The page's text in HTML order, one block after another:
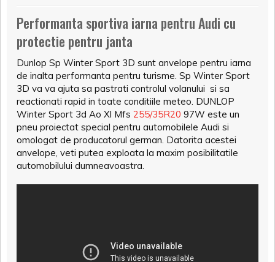
Performanta sportiva iarna pentru Audi cu
protectie pentru janta
Dunlop Sp Winter Sport 3D sunt anvelope pentru iarna
de inalta performanta pentru turisme. Sp Winter Sport
3D va va ajuta sa pastrati controlul volanului si sa
reactionati rapid in toate conditiile meteo. DUNLOP
Winter Sport 3d Ao Xl Mfs 255/35R20 97W este un
pneu proiectat special pentru automobilele Audi si
omologat de producatorul german. Datorita acestei
anvelope, veti putea exploata la maxim posibilitatile
automobilului dumneavoastra.